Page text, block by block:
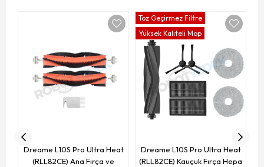
Dreame L10S Pro Ultra Heat
(RLL82CE) Ana Fırça ve
Dreame L10S Pro Ultra Heat
(RLL82CE) Kauçuk Fırça Hepa
Toz Geçirmez Filtre
Yüksek Kaliteli Mop